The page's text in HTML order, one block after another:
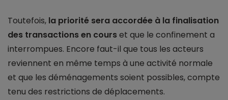
Toutefois, la priorité sera accordée à la finalisation
des transactions en courset que le confinement a
interrompues. Encore faut-il que tous les acteurs
reviennent en même temps à une activité normale
et que les déménagements soient possibles, compte
tenu des restrictions de déplacements.